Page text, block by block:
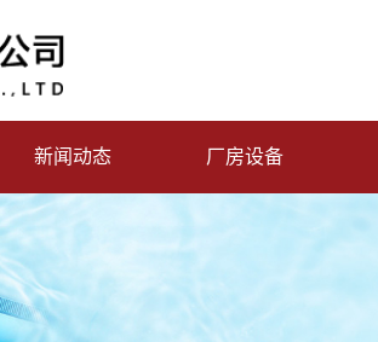
新闻动态 厂房设备